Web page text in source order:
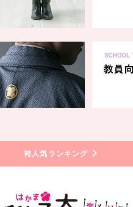
袴人気ランキング